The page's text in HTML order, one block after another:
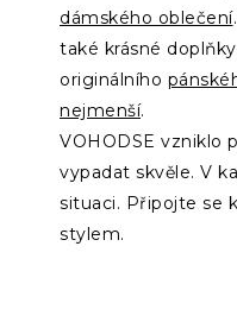
dámského oblečení
také krásné
originálního
nejmenší.
VOHODSE vzniklo
vypadat skvěle. V
situaci. Připojte se
stylem.